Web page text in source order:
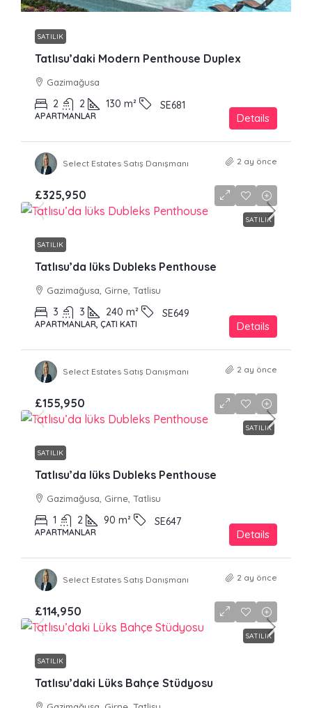
SATILIK
Tatlısu’daki Modern Penthouse Duplex
Gazimağusa
2 2 130 m² SE681
APARTMANLAR Details
Select Estates Satış Danışmanı 2 ay önce
SATILIK
£325,950
SATILIK
Tatlısu’da lüks Dubleks Penthouse
Gazimağusa, Girne, Tatlisu
3 3 240 m² SE649
APARTMANLAR, ÇATI KATI Details
Select Estates Satış Danışmanı 2 ay önce
SATILIK
£155,950
SATILIK
Tatlısu’da lüks Dubleks Penthouse
Gazimağusa, Girne, Tatlisu
1 2 90 m² SE647
APARTMANLAR Details
Select Estates Satış Danışmanı 2 ay önce
SATILIK
£114,950
SATILIK
Tatlısu’daki Lüks Bahçe Stüdyosu